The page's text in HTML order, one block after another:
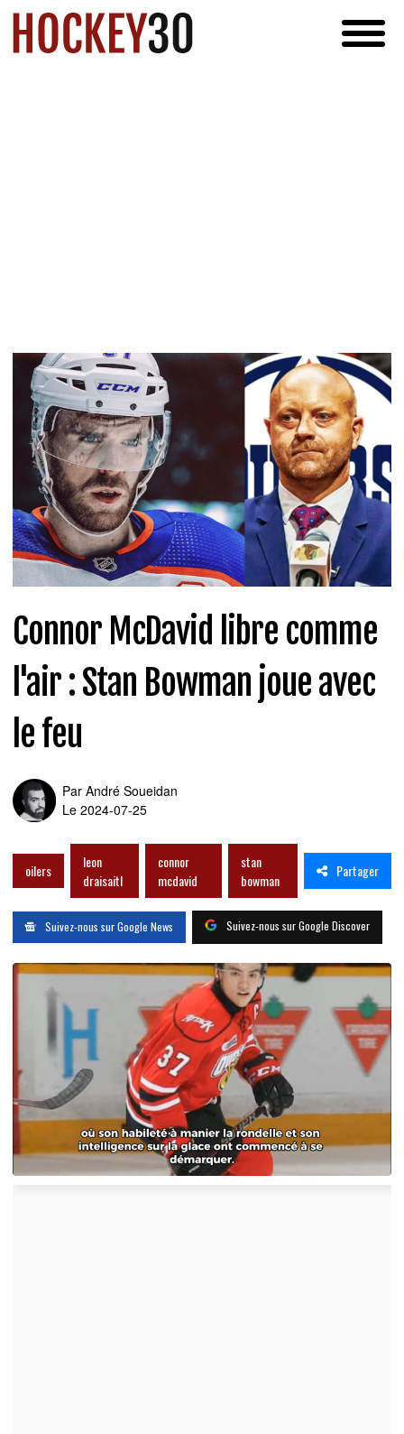
Connor McDavid libre comme
l'air : Stan Bowman joue avec
le feu
Par André Soueidan
Le 2024-07-25
oilers
leon
draisaitl
connor
mcdavid
stan
bowman
Partager
Suivez-nous sur Google News Suivez-nous sur Google Discover